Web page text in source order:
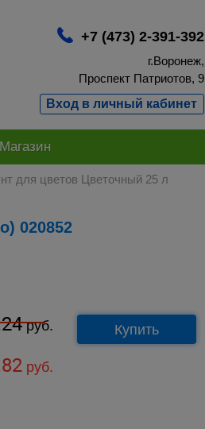
+7 (473) 2-391-392
г.Воронеж,
Проспект Патриотов, 9
Вход в личный кабинет
Магазин
для цветов Цветочный 25 л
020852
руб.
руб.
Купить